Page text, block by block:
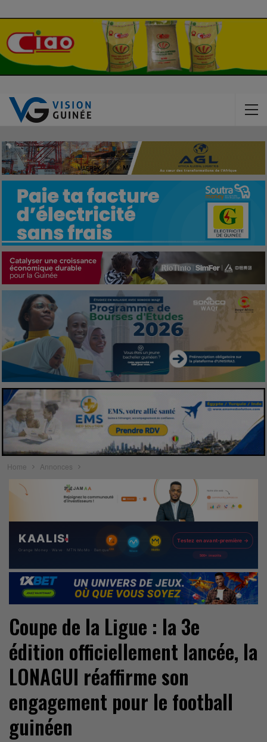
Home Annonces
Coupe de la Ligue : la 3e
édition officiellement lancée, la
LONAGUI réaffirme son
engagement pour le football
guinéen